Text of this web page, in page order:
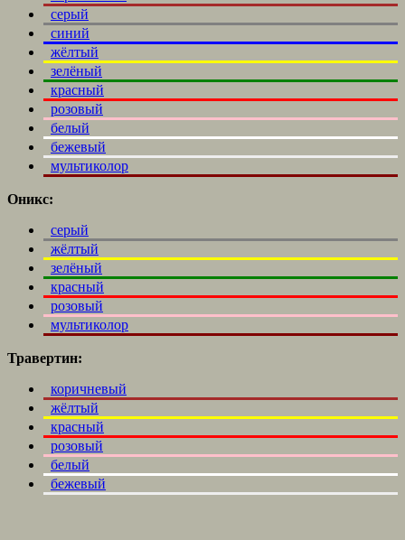
серый
синий
жёлтый
зелёный
красный
розовый
белый
бежевый
мультиколор
Оникс:
серый
жёлтый
зелёный
красный
розовый
мультиколор
Травертин:
коричневый
жёлтый
красный
розовый
белый
бежевый